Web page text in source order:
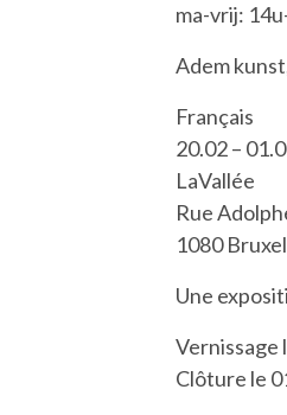
ma-vrij:
Adem
Français
20.02 –
LaVallée
Rue
1080
Une
Vernissage
Clôture le